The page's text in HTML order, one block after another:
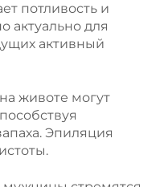
потливость и
актуально для
активный
животе могут
Эпиляция